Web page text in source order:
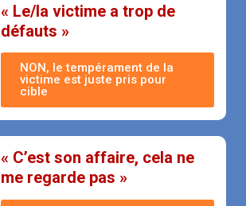
« Le/la victime a trop de
défauts »
NON, le tempérament de la
victime est juste pris pour
cible
« C’est son affaire, cela ne
me regarde pas »